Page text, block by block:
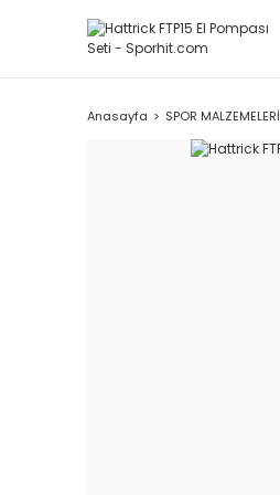
Anasayfa SPOR MALZEMELERİ